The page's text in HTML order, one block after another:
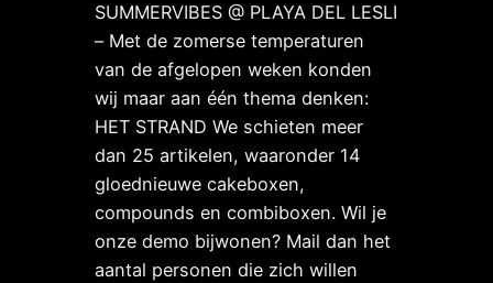
SUMMERVIBES @ PLAYA DEL LESLI
– Met de zomerse temperaturen
van de afgelopen weken konden
wij maar aan één thema denken:
HET STRAND We schieten meer
dan 25 artikelen, waaronder 14
gloednieuwe cakeboxen,
compounds en combiboxen. Wil je
onze demo bijwonen? Mail dan het
aantal personen die zich willen